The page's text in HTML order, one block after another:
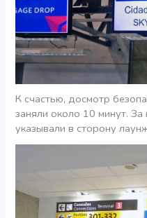
К счастью, досмотр
заняли около 10 минут. За
указывали в сторону